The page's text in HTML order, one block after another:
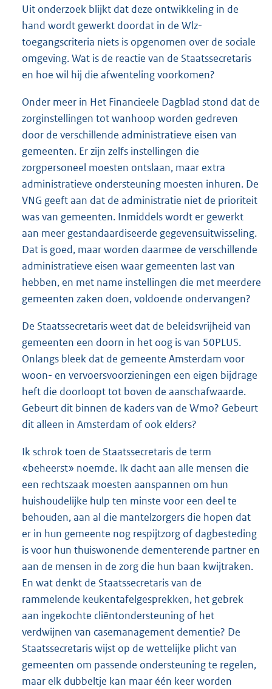
Uit onderzoek blijkt dat deze ontwikkeling in de
hand wordt gewerkt doordat in de Wlz-
toegangscriteria niets is opgenomen over de sociale
omgeving. Wat is de reactie van de Staatssecretaris
en hoe wil hij die afwenteling voorkomen?
Onder meer in Het Financieele Dagblad stond dat de
zorginstellingen tot wanhoop worden gedreven
door de verschillende administratieve eisen van
gemeenten. Er zijn zelfs instellingen die
zorgpersoneel moesten ontslaan, maar extra
administratieve ondersteuning moesten inhuren. De
VNG geeft aan dat de administratie niet de prioriteit
was van gemeenten. Inmiddels wordt er gewerkt
aan meer gestandaardiseerde gegevensuitwisseling.
Dat is goed, maar worden daarmee de verschillende
administratieve eisen waar gemeenten last van
hebben, en met name instellingen die met meerdere
gemeenten zaken doen, voldoende ondervangen?
De Staatssecretaris weet dat de beleidsvrijheid van
gemeenten een doorn in het oog is van 50PLUS.
Onlangs bleek dat de gemeente Amsterdam voor
woon- en vervoersvoorzieningen een eigen bijdrage
heft die doorloopt tot boven de aanschafwaarde.
Gebeurt dit binnen de kaders van de Wmo? Gebeurt
dit alleen in Amsterdam of ook elders?
Ik schrok toen de Staatssecretaris de term
«beheerst» noemde. Ik dacht aan alle mensen die
een rechtszaak moesten aanspannen om hun
huishoudelijke hulp ten minste voor een deel te
behouden, aan al die mantelzorgers die hopen dat
er in hun gemeente nog respijtzorg of dagbesteding
is voor hun thuiswonende dementerende partner en
aan de mensen in de zorg die hun baan kwijtraken.
En wat denkt de Staatssecretaris van de
rammelende keukentafelgesprekken, het gebrek
aan ingekochte cliëntondersteuning of het
verdwijnen van casemanagement dementie? De
Staatssecretaris wijst op de wettelijke plicht van
gemeenten om passende ondersteuning te regelen,
maar elk dubbeltje kan maar één keer worden